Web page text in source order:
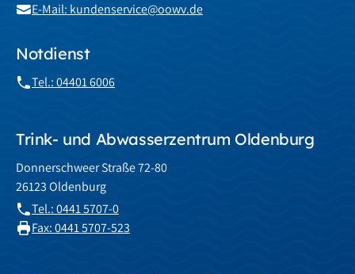
E-Mail: kundenservice@oowv.de
Notdienst
Tel.: 04401 6006
Trink- und Abwasserzentrum Oldenburg
Donnerschweer Straße 72-80
26123 Oldenburg
Tel.: 0441 5707-0
Fax: 0441 5707-523